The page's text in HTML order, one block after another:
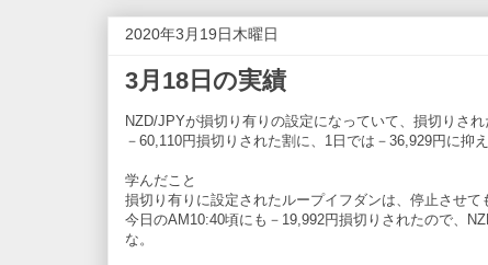
2020年3月19日木曜日
3月18日の実績
NZD/JPYが損切り有りの設定になっていて、損切りされ
－60,110円損切りされた割に、1日では－36,929円に抑
学んだこと
損切り有りに設定されたループイフダンは、停止させて
今日のAM10:40頃にも－19,992円損切りされたので、
な。